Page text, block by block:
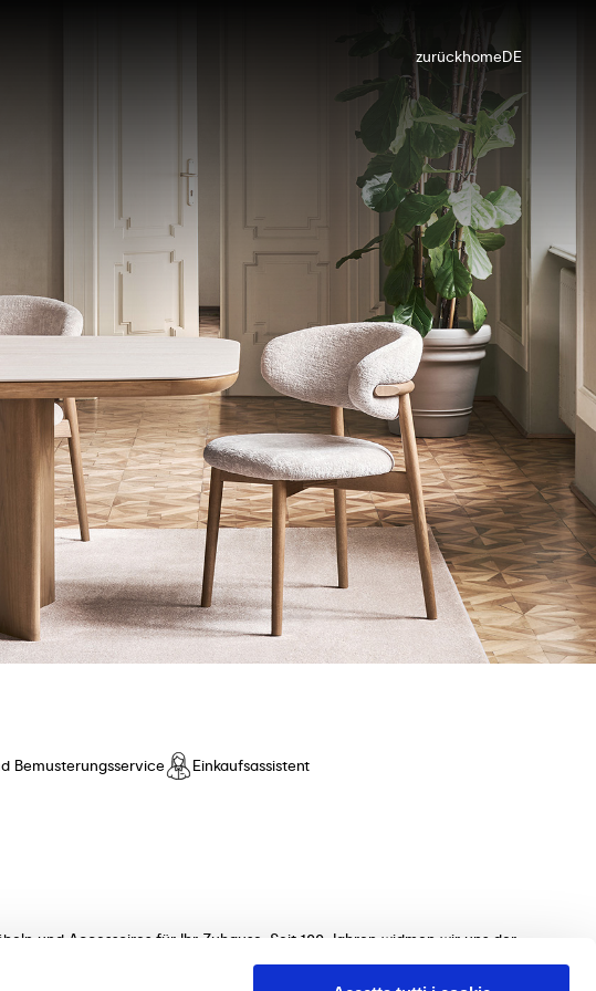
zurückhomeDE
Bemusterungsservice Einkaufsassistent
und Accessoires für Ihr Zuhause. Seit 100 Jahren widmen wir uns der
Sie unsere Kollektionen von Tischen, Stühlen, Betten, Sofas und